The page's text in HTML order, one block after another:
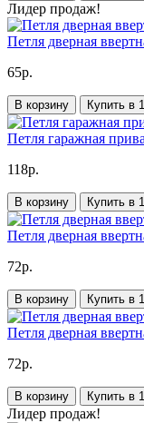
Лидер продаж!
Петля дверная
65р.
В корзину Купить в
Петля гаражная
118р.
В корзину Купить в
Петля дверная
72р.
В корзину Купить в
Петля дверная
72р.
В корзину Купить в
Лидер продаж!